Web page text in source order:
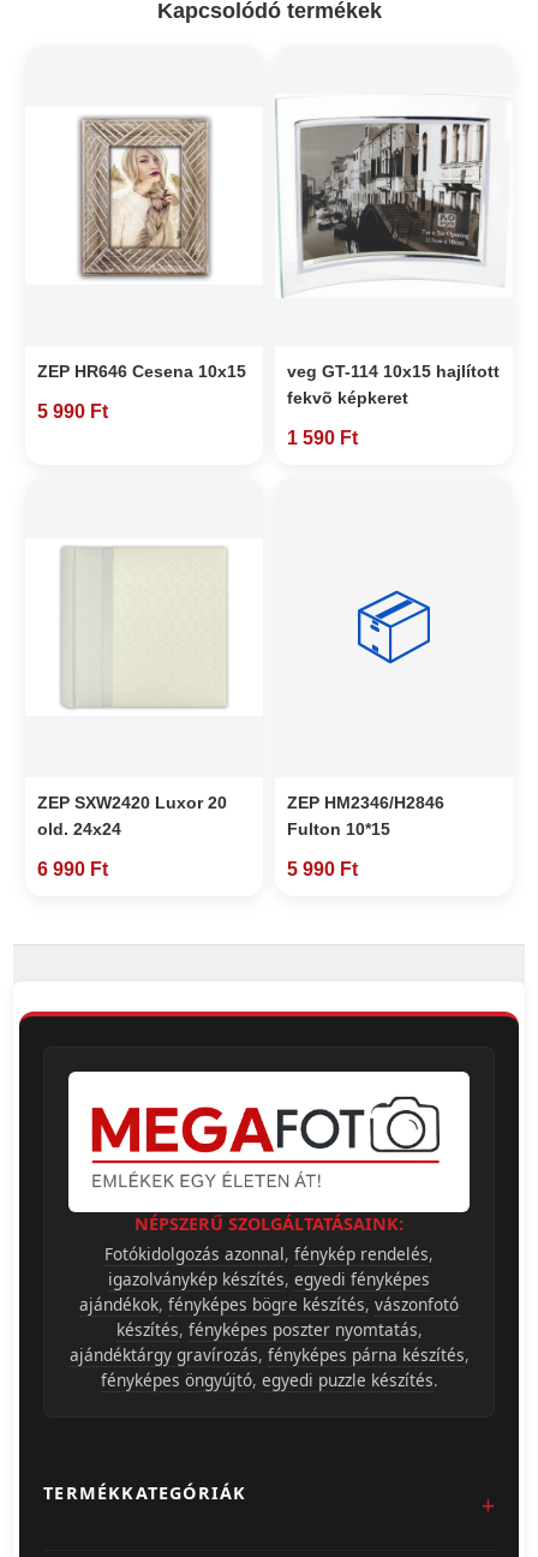
Kapcsolódó termékek
ZEP HR646 Cesena 10x15
5 990 Ft
veg GT-114 10x15 hajlított
fekvõ képkeret
1 590 Ft
ZEP SXW2420 Luxor 20
old. 24x24
6 990 Ft
📦
ZEP HM2346/H2846
Fulton 10*15
5 990 Ft
NÉPSZERŰ SZOLGÁLTATÁSAINK:
Fotókidolgozás azonnal, fénykép rendelés,
igazolványkép készítés, egyedi fényképes
ajándékok, fényképes bögre készítés, vászonfotó
készítés, fényképes poszter nyomtatás,
ajándéktárgy gravírozás, fényképes párna készítés,
fényképes öngyújtó, egyedi puzzle készítés.
TERMÉKKATEGÓRIÁK